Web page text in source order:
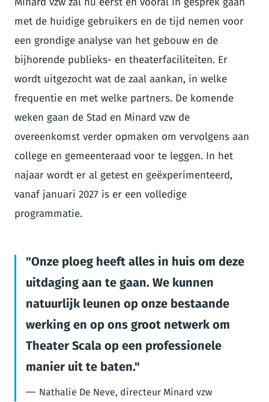
met de huidige gebruikers en de tijd nemen voor
een grondige analyse van het gebouw en de
bijhorende publieks- en theaterfaciliteiten. Er
wordt uitgezocht wat de zaal aankan, in welke
frequentie en met welke partners. De komende
weken gaan de Stad en Minard vzw de
overeenkomst verder opmaken om vervolgens aan
college en gemeenteraad voor te leggen. In het
najaar wordt er al getest en geëxperimenteerd,
vanaf januari 2027 is er een volledige
programmatie.
Onze ploeg heeft alles in huis om deze
uitdaging aan te gaan. We kunnen
natuurlijk leunen op onze bestaande
werking en op ons groot netwerk om
Theater Scala op een professionele
manier uit te baten.
Nathalie De Neve, directeur Minard vzw